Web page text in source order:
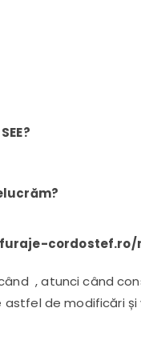
cordostef.ro/
, atunci când
de modificări